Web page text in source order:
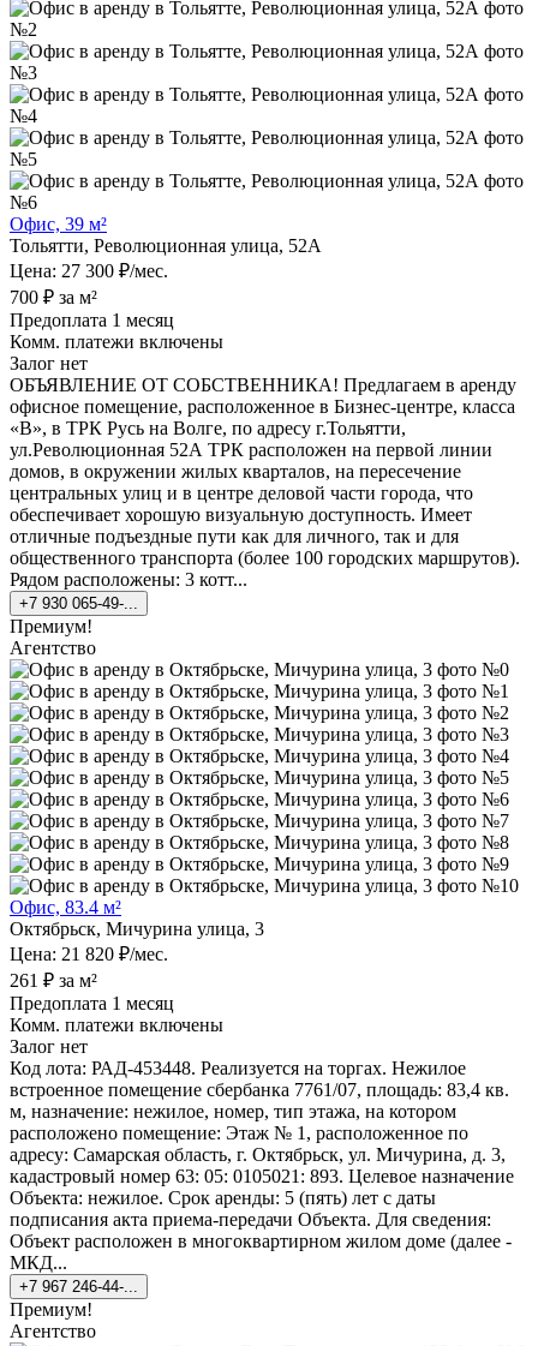
Офис, 39 м²
Тольятти, Революционная улица, 52А
Цена: 27 300 ₽/мес.
700 ₽ за м²
Предоплата 1 месяц
Комм. платежи включены
Залог нет
ОБЪЯВЛЕНИЕ ОТ СОБСТВЕННИКА! Предлагаем в аренду
офисное помещение, расположенное в Бизнес-центре, класса
«В», в ТРК Русь на Волге, по адресу г.Тольятти,
ул.Революционная 52А ТРК расположен на первой линии
домов, в окружении жилых кварталов, на пересечение
центральных улиц и в центре деловой части города, что
обеспечивает хорошую визуальную доступность. Имеет
отличные подъездные пути как для личного, так и для
общественного транспорта (более 100 городских маршрутов).
Рядом расположены: 3 котт...
+7 930 065-49-...
Премиум!
Агентство
Офис, 83.4 м²
Октябрьск, Мичурина улица, 3
Цена: 21 820 ₽/мес.
261 ₽ за м²
Предоплата 1 месяц
Комм. платежи включены
Залог нет
Код лота: РАД-453448. Реализуется на торгах. Нежилое
встроенное помещение сбербанка 7761/07, площадь: 83,4 кв.
м, назначение: нежилое, номер, тип этажа, на котором
расположено помещение: Этаж № 1, расположенное по
адресу: Самарская область, г. Октябрьск, ул. Мичурина, д. 3,
кадастровый номер 63: 05: 0105021: 893. Целевое назначение
Объекта: нежилое. Срок аренды: 5 (пять) лет с даты
подписания акта приема-передачи Объекта. Для сведения:
Объект расположен в многоквартирном жилом доме (далее -
МКД...
+7 967 246-44-...
Премиум!
Агентство